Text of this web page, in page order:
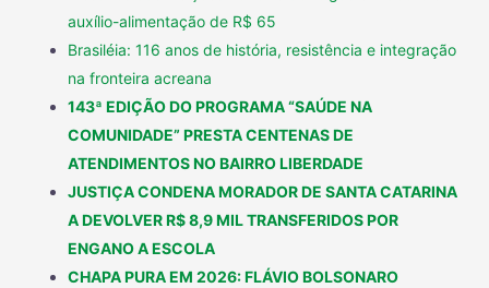
auxílio-alimentação de R$ 65
Brasiléia: 116 anos de história, resistência e integração
na fronteira acreana
143ª EDIÇÃO DO PROGRAMA “SAÚDE NA
COMUNIDADE” PRESTA CENTENAS DE
ATENDIMENTOS NO BAIRRO LIBERDADE
JUSTIÇA CONDENA MORADOR DE SANTA CATARINA
A DEVOLVER R$ 8,9 MIL TRANSFERIDOS POR
ENGANO A ESCOLA
CHAPA PURA EM 2026: FLÁVIO BOLSONARO